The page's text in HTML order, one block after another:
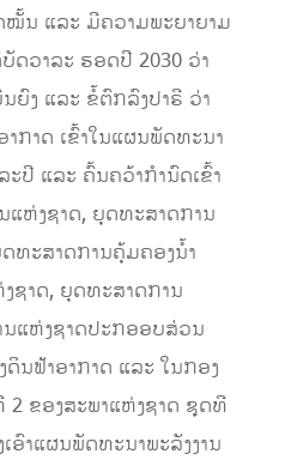
ໝັ້ນ ແລະ ມີຄວາມພະຍາຍາມ
ດວາລະ ຮອດປີ 2030 ວ່າ
ຍົງ ແລະ ຂໍ້ຕົກລົງປາຣີ ວ່າ
ກາດ ເຂົ້າໃນແຜນພັດທະນາ
ປີ ແລະ ຄົ້ນຄວ້າກຳນົດເຂົ້າ
ຫ່ງຊາດ, ຍຸດທະສາດການ
ທະສາດການຄຸ້ມຄອງນ້ຳ
ຊາດ, ຍຸດທະສາດການ
ນແຫ່ງຊາດປະກອອບສ່ວນ
ນຟ້າອາກາດ ແລະ ໃນກອງ
ຂອງສະພາແຫ່ງຊາດ ຊຸດທີ
ອົາແຜນພັດທະນາພະລັງງານ